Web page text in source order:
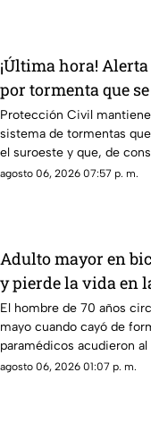
¡Última hora!
por tormenta que
Juárez y El Paso:
precauciones
Protección Civil
sistema de tormentas
el suroeste y que, de
trayectoria, podría
agosto 06, 2026 07:57 p. m.
Adulto mayor en
y pierde la vida en
Cabañas
El hombre de 70 años
mayo cuando cayó de
paramédicos acudieron
con signos vitales.
agosto 06, 2026 01:07 p. m.